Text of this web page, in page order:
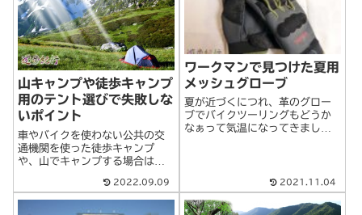
山キャンプや徒歩キャンプ
用のテント選びで失敗しな
いポイント
車やバイクを使わない公共の交
通機関を使った徒歩キャンプ
や、山でキャンプする場合は、
かなければならない。その観点
から野外での適切な寝室を作る
ためのさまざまなポイントを考
2022.09.09
ワークマンで見つけた夏用
メッシュグローブ
夏が近づくにつれ、革のグロー
ブでバイクツーリングもどうか
なぁって気温になってきまし
くなってくるから、やっぱりメ
ッシュグローブを使いたい。ワ
ークマンにも売って>続きを読む
2021.11.04